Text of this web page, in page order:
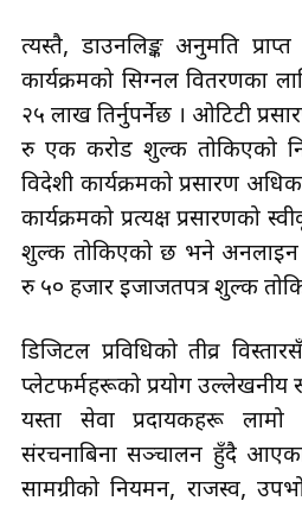
त्यस्तै, डाउनलिङ्क अनुमति
कार्यक्रमको सिग्नल वितरणका
२५ लाख तिर्नुपर्नेछ । ओटिटी
रु एक करोड शुल्क तोकिएको
विदेशी कार्यक्रमको प्रसारण
कार्यक्रमको प्रत्यक्ष प्रसारणको
शुल्क तोकिएको छ भने अनलाइन
रु ५० हजार इजाजतपत्र शुल्क
डिजिटल प्रविधिको तीव्र
प्लेटफर्महरूको प्रयोग
यस्ता सेवा प्रदायकहरू लामो
संरचनाबिना सञ्चालन हुँदै
सामग्रीको नियमन, राजस्व,